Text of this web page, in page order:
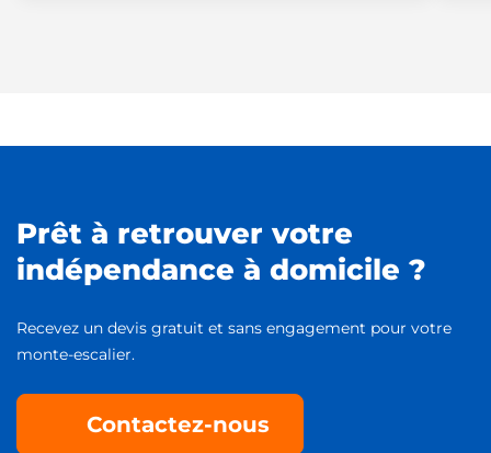
Prêt à retrouver votre
indépendance à domicile ?
Recevez un devis gratuit et sans engagement pour votre
monte-escalier.
Contactez-nous